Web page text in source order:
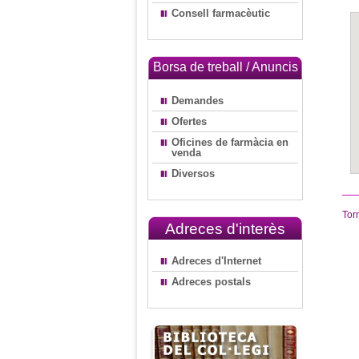
Consell farmacèutic
Borsa de treball / Anuncis
Demandes
Ofertes
Oficines de farmàcia en
venda
Diversos
Adreces d'interès
Adreces d'Internet
Adreces postals